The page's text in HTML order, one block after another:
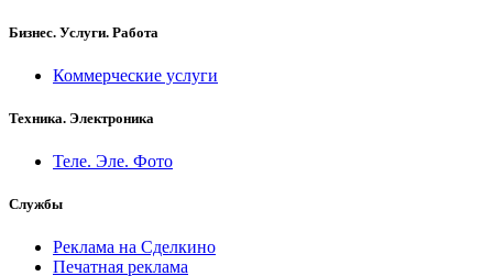
Бизнес. Услуги. Работа
Коммерческие услуги
Техника. Электроника
Теле. Эле. Фото
Службы
Реклама на Сделкино
Печатная реклама